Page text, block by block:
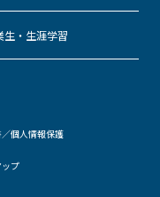
生・生涯学習
個人情報保護
プ